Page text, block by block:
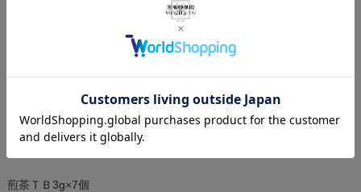
■ 詰合せ内容（茶葉仕様を選択）：
深蒸し茶 80g×1缶
ほうじ茶 30g×1缶
煎茶ＴＢ3g×7個